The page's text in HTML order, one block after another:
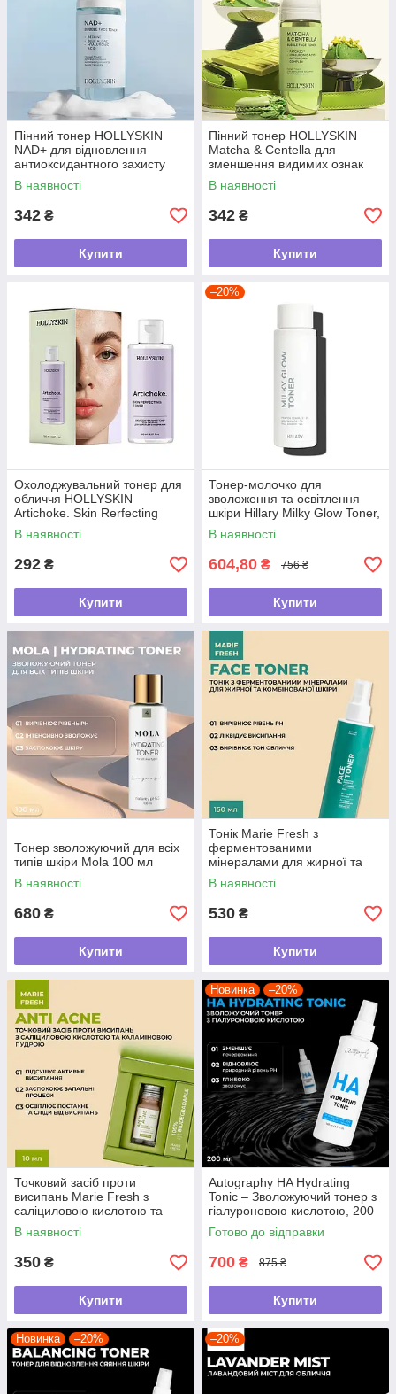
Пінний тонер HOLLYSKIN
NAD+ для відновлення
антиоксидантного захисту
шкіри, 150 мл
В наявності
342 ₴
Купити
Пінний тонер HOLLYSKIN
Matcha & Centella для
зменшення видимих ознак
подразнення, 150 мл
В наявності
342 ₴
Купити
Охолоджувальний тонер для
обличчя HOLLYSKIN
Artichoke. Skin Rerfecting
Toner, 150 мл
В наявності
292 ₴
Купити
–20%
Тонер-молочко для
зволоження та освітлення
шкіри Hillary Milky Glow Toner,
100 мл
В наявності
604,80 ₴ 756 ₴
Купити
Тонер зволожуючий для всіх
типів шкіри Mola 100 мл
В наявності
680 ₴
Купити
Тонік Marie Fresh з
ферментованими
мінералами для жирної та
комбінованої шкіри 150 мл
В наявності
530 ₴
Купити
Точковий засіб проти
висипань Marie Fresh з
саліциловою кислотою та
каламіновою пудрою 10 мл
В наявності
350 ₴
Купити
Новинка –20%
Autography HA Hydrating
Tonic – Зволожуючий тонер з
гіалуроновою кислотою, 200
мл
Готово до відправки
700 ₴ 875 ₴
Купити
Новинка –20% –20%